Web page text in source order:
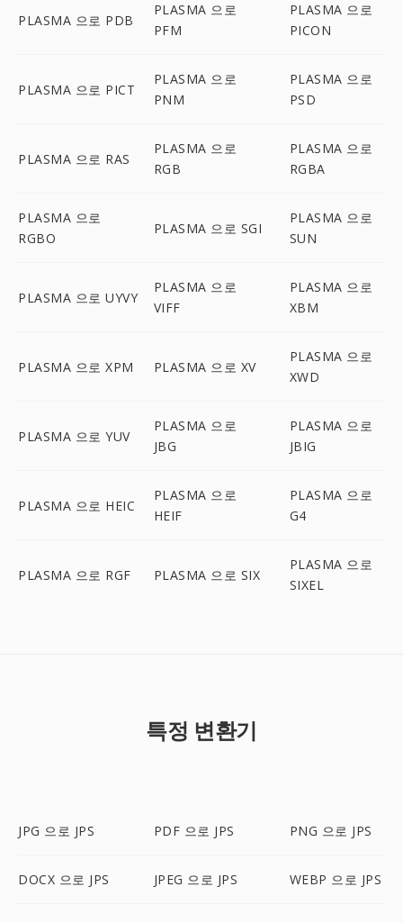
PLASMA 으로 PDB
PLASMA 으로
PFM
PLASMA 으로
PICON
PLASMA 으로 PICT
PLASMA 으로
PNM
PLASMA 으로
PSD
PLASMA 으로 RAS
PLASMA 으로
RGB
PLASMA 으로
RGBA
PLASMA 으로
RGBO
PLASMA 으로 SGI
PLASMA 으로
SUN
PLASMA 으로 UYVY
PLASMA 으로
VIFF
PLASMA 으로
XBM
PLASMA 으로 XPM PLASMA 으로 XV
PLASMA 으로
XWD
PLASMA 으로 YUV
PLASMA 으로
JBG
PLASMA 으로
JBIG
PLASMA 으로 HEIC
PLASMA 으로
HEIF
PLASMA 으로
G4
PLASMA 으로 RGF PLASMA 으로 SIX
PLASMA 으로
SIXEL
특정 변환기
JPG 으로 JPS PDF 으로 JPS PNG 으로 JPS
DOCX 으로 JPS JPEG 으로 JPS WEBP 으로 JPS